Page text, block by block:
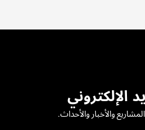
الإلكتروني
والأخبار والأحداث.